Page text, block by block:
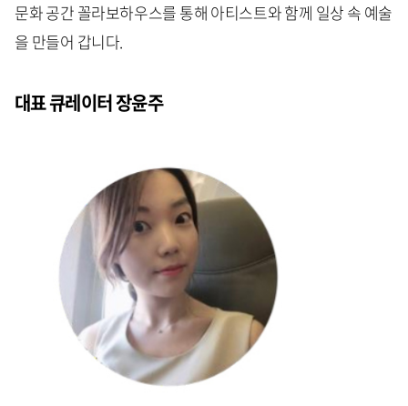
문화 공간 꼴라보하우스를 통해 아티스트와 함께 일상 속 예술
을 만들어 갑니다.
대표 큐레이터 장윤주